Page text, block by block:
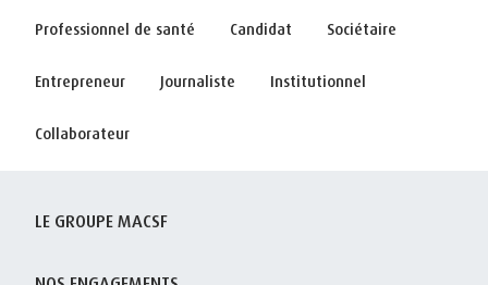
Professionnel de santé Candidat Sociétaire
Entrepreneur Journaliste Institutionnel
Collaborateur
LE GROUPE MACSF